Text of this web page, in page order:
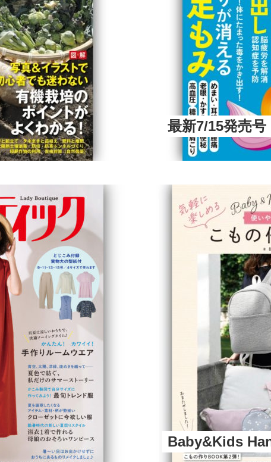
最新7/15発売号
Baby&Kids